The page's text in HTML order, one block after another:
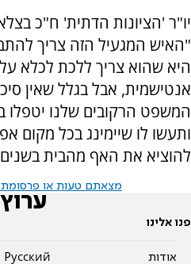
יו"ר 'הציונות הדתית' ח"כ
"האיש המגעיל הזה צריך
היא שהוא צריך ללכת לכלא על
אנטישמית, אבל בגלל שאין
המשפט הרקובים שלנו יטפלו
ותעשו לו שיימינג בכל מקום
להוציא את האף מהבית
מצאתם טעות או פרסומת
פנו אלינו
אודות
Pусский